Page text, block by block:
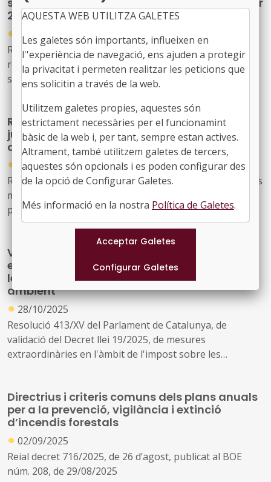
2025.
●
21/11/2025
Reial Decret 1041/2025, de 19 de novembre, pel qual es
regula la concessió directa de determinades
subvencions a l'àmbit del medi ambient per a l'exercici
Resolució on s’amplien els terminis per
justificar i executar subvencions ambientals
d’il·luminació pública
●
30/10/2025
Resolució TER/3943/2025, de 13 d'octubre, per la qual es
modifiquen els terminis d'execució i de justificació
previstos a la Resolució ACC/4002/2023, de 16 de
novembre, de convocatòria de subvencions per a
actuacions de millora ambiental del medi nocturn i de
contribució a la mitigació del canvi climàtic en la
il·luminació exterior existent de titularitat pública,
realitzades en el període 2023-2025
Validació del decret llei 19/2025 de mesures
extraordinàries en l'àmbit de l'impost sobre
les instal·lacions que incideixen en el medi
ambient
● 28/10/2025
Resolució 413/XV del Parlament de Catalunya, de
validació del Decret llei 19/2025, de mesures
extraordinàries en l'àmbit de l'impost sobre les
Directrius i criteris comuns dels plans anuals
per a la prevenció, vigilància i extinció
d’incendis forestals
● 02/09/2025
Reial decret 716/2025, de 26 d’agost, publicat al BOE
núm. 208, de 29/08/2025
AQUESTA WEB UTILITZA GALETES
Les galetes són importants, influeixen en
l''experiència de navegació, ens ajuden a protegir
la privacitat i permeten realitzar les peticions que
ens solicitin a través de la web.
Utilitzem galetes propies, aquestes són
estrictament necessàries per el funcionamint
bàsic de la web i, per tant, sempre estan actives.
Altrament, també utilitzem galetes de tercers,
aquestes són opcionals i es poden configurar des
de la opció de Configurar Galetes.
Més informació en la nostra Política de Galetes.